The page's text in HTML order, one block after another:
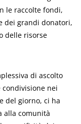
le raccolte fondi,
dei grandi donatori,
delle risorse
di ascolto
nei
del giorno, ci ha
alla comunità